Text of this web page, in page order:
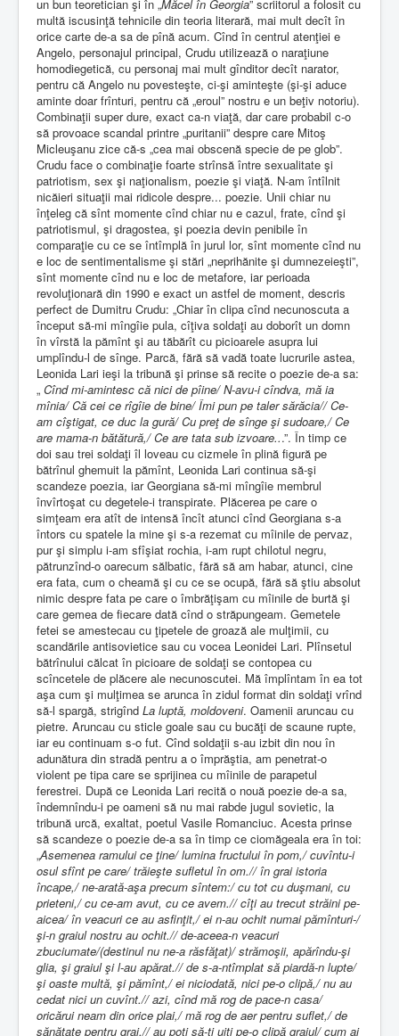
un bun teoretician şi în „Măcel în Georgia” scriitorul a folosit cu
multă iscusinţă tehnicile din teoria literară, mai mult decît în
orice carte de-a sa de pînă acum. Cînd în centrul atenţiei e
Angelo, personajul principal, Crudu utilizează o naraţiune
homodiegetică, cu personaj mai mult gînditor decît narator,
pentru că Angelo nu povesteşte, ci-şi aminteşte (şi-şi aduce
aminte doar frînturi, pentru că „eroul” nostru e un beţiv notoriu).
Combinaţii super dure, exact ca-n viaţă, dar care probabil c-o
să provoace scandal printre „puritanii” despre care Mitoş
Micleuşanu zice că-s „cea mai obscenă specie de pe glob”.
Crudu face o combinaţie foarte strînsă între sexualitate şi
patriotism, sex şi naţionalism, poezie şi viaţă. N-am întîlnit
nicăieri situaţii mai ridicole despre... poezie. Unii chiar nu
înţeleg că sînt momente cînd chiar nu e cazul, frate, cînd şi
patriotismul, şi dragostea, şi poezia devin penibile în
comparaţie cu ce se întîmplă în jurul lor, sînt momente cînd nu
e loc de sentimentalisme şi stări „neprihănite şi dumnezeieşti”,
sînt momente cînd nu e loc de metafore, iar perioada
revoluţionară din 1990 e exact un astfel de moment, descris
perfect de Dumitru Crudu: „Chiar în clipa cînd necunoscuta a
început să-mi mîngîie pula, cîţiva soldaţi au doborît un domn
în vîrstă la pămînt şi au tăbărît cu picioarele asupra lui
umplîndu-l de sînge. Parcă, fără să vadă toate lucrurile astea,
Leonida Lari ieşi la tribună şi prinse să recite o poezie de-a sa:
„ Cînd mi-amintesc că nici de pîine/ N-avu-i cîndva, mă ia
mînia/ Că cei ce rîgîie de bine/ Îmi pun pe taler sărăcia// Ce-
am cîştigat, ce duc la gură/ Cu preţ de sînge şi sudoare,/ Ce
are mama-n bătătură,/ Ce are tata sub izvoare...”. În timp ce
doi sau trei soldaţi îl loveau cu cizmele în plină figură pe
bătrînul ghemuit la pămînt, Leonida Lari continua să-şi
scandeze poezia, iar Georgiana să-mi mîngîie membrul
învîrtoşat cu degetele-i transpirate. Plăcerea pe care o
simţeam era atît de intensă încît atunci cînd Georgiana s-a
întors cu spatele la mine şi s-a rezemat cu mîinile de pervaz,
pur şi simplu i-am sfîşiat rochia, i-am rupt chilotul negru,
pătrunzînd-o oarecum sălbatic, fără să am habar, atunci, cine
era fata, cum o cheamă şi cu ce se ocupă, fără să ştiu absolut
nimic despre fata pe care o îmbrăţişam cu mîinile de burtă şi
care gemea de fiecare dată cînd o străpungeam. Gemetele
fetei se amestecau cu ţipetele de groază ale mulţimii, cu
scandările antisovietice sau cu vocea Leonidei Lari. Plînsetul
bătrînului călcat în picioare de soldaţi se contopea cu
scîncetele de plăcere ale necunoscutei. Mă împlîntam în ea tot
aşa cum şi mulţimea se arunca în zidul format din soldaţi vrînd
să-l spargă, strigînd La luptă, moldoveni. Oamenii aruncau cu
pietre. Aruncau cu sticle goale sau cu bucăţi de scaune rupte,
iar eu continuam s-o fut. Cînd soldaţii s-au izbit din nou în
adunătura din stradă pentru a o împrăştia, am penetrat-o
violent pe tipa care se sprijinea cu mîinile de parapetul
ferestrei. După ce Leonida Lari recită o nouă poezie de-a sa,
îndemnîndu-i pe oameni să nu mai rabde jugul sovietic, la
tribună urcă, exaltat, poetul Vasile Romanciuc. Acesta prinse
să scandeze o poezie de-a sa în timp ce ciomăgeala era în toi:
„Asemenea ramului ce ţine/ lumina fructului în pom,/ cuvîntu-i
osul sfînt pe care/ trăieşte sufletul în om.// în grai istoria
încape,/ ne-arată-aşa precum sîntem:/ cu tot cu duşmani, cu
prieteni,/ cu ce-am avut, cu ce avem.// cîţi au trecut străini pe-
aicea/ în veacuri ce au asfinţit,/ ei n-au ochit numai pămînturi-/
şi-n graiul nostru au ochit.// de-aceea-n veacuri
zbuciumate/(destinul nu ne-a răsfăţat)/ strămoşii, apărîndu-şi
glia, şi graiul şi l-au apărat.// de s-a-ntîmplat să piardă-n lupte/
şi oaste multă, şi pămînt,/ ei niciodată, nici pe-o clipă,/ nu au
cedat nici un cuvînt.// azi, cînd mă rog de pace-n casa/
oricărui neam din orice plai,/ mă rog de aer pentru suflet,/ de
sănătate pentru grai.// au poţi să-ţi uiţi pe-o clipă graiul/ cum ai